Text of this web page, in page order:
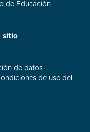
sitio
de datos
de uso del
de Educación